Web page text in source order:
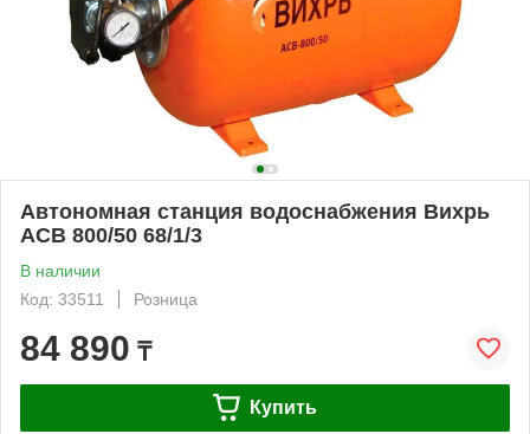
Автономная станция водоснабжения Вихрь
АСВ 800/50 68/1/3
В наличии
Код: 33511
Розница
84 890 ₸
Купить